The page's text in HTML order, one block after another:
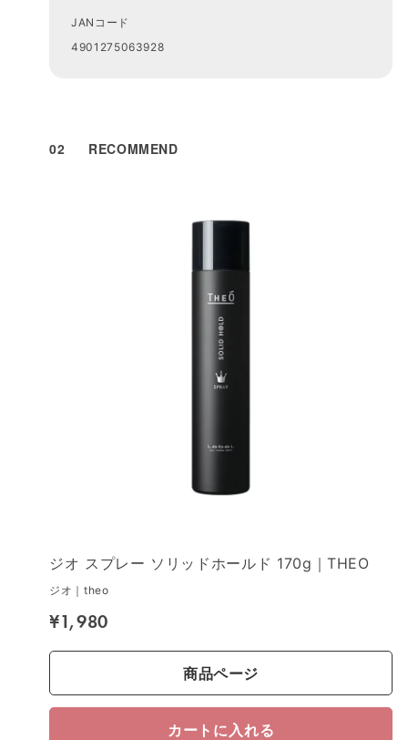
JANコード
4901275063928
02 RECOMMEND
ジオ スプレー ソリッドホールド 170g｜THEO
ジオ｜theo
¥1,980
商品ページ
カートに入れる